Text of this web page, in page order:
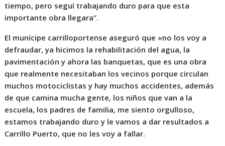
tiempo, pero seguí trabajando duro para que esta
importante obra llegara”.
El munícipe carrilloportense aseguró que «no los voy a
defraudar, ya hicimos la rehabilitación del agua, la
pavimentación y ahora las banquetas, que es una obra
que realmente necesitaban los vecinos porque circulan
muchos motociclistas y hay muchos accidentes, además
de que camina mucha gente, los niños que van a la
escuela, los padres de familia, me siento orgulloso,
estamos trabajando duro y le vamos a dar resultados a
Carrillo Puerto, que no les voy a fallar.